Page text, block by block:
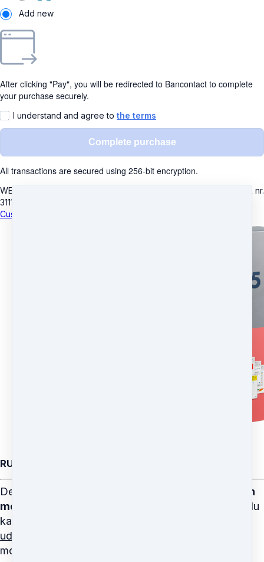
Add new
After clicking "Pay", you will be redirected to Bancontact to complete
your purchase securely.
I understand and agree to the terms
Complete purchase
All transactions are secured using 256-bit encryption.
WE DO RUN
CVR nr.
31113660
Customer service
RUN 365
De 3 simple trin til hvordan du som en
travl, voksen
motionist
(+35 år) kan løbe markant hurtigere, så du
kan nå dit
uden
motivationen undervejs